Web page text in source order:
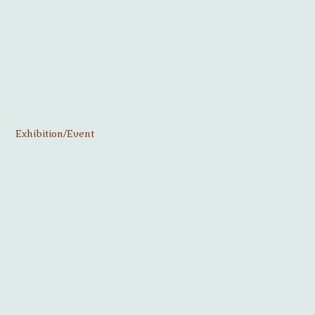
Exhibition/Event